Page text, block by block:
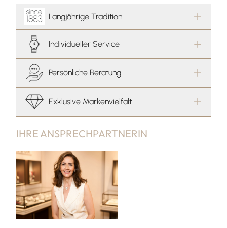
IHRE ANSPRECHPARTNERIN
Langjährige Tradition
Individueller Service
Persönliche Beratung
Exklusive Markenvielfalt